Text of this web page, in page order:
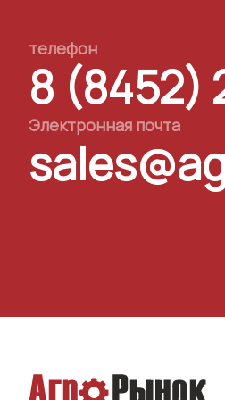
телефон
8 (8452)
Электронная почта